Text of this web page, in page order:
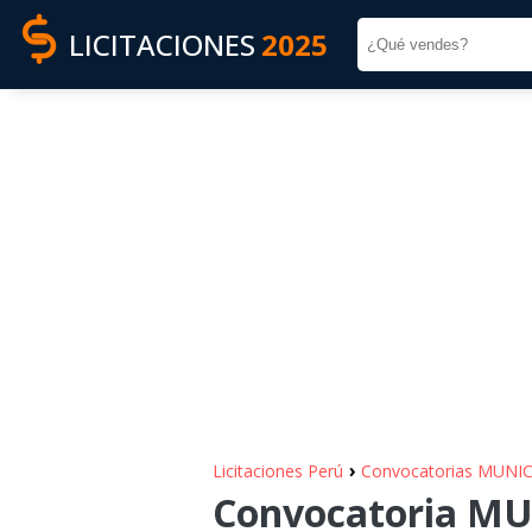
LICITACIONES 2025
Licitaciones Perú › Convocatorias
Convocatoria